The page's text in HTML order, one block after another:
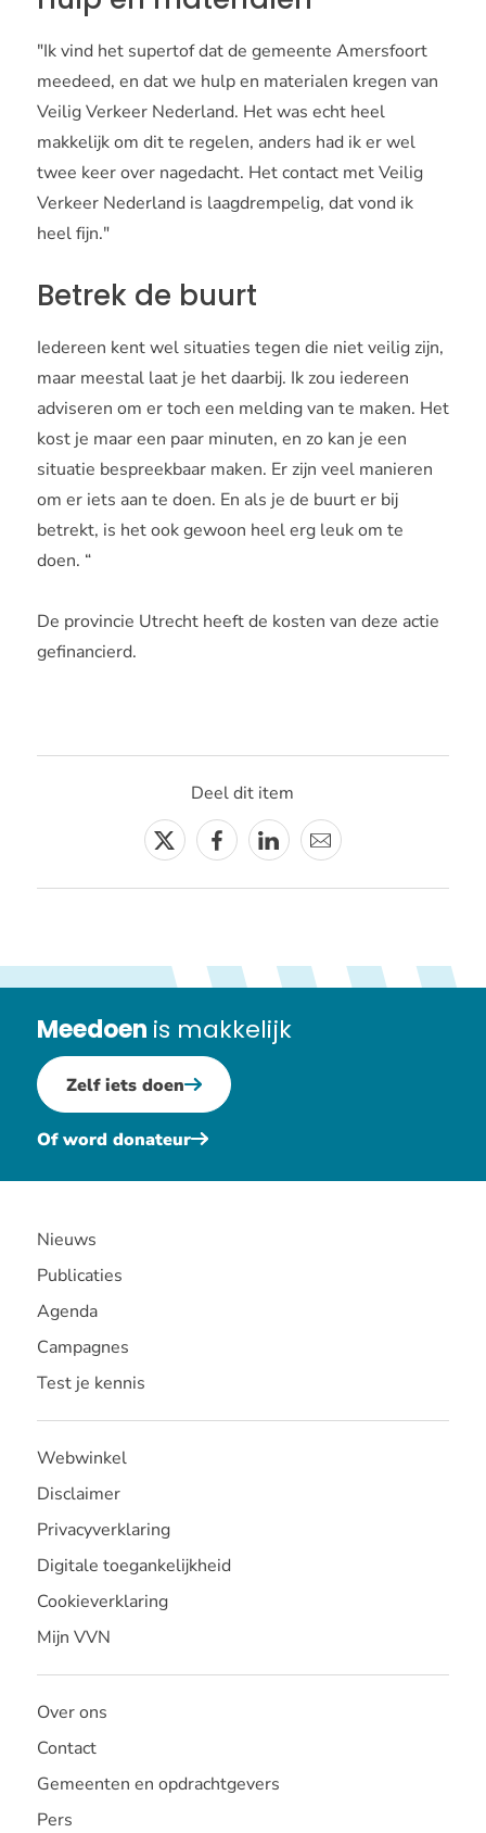
"Ik vind het supertof dat de gemeente Amersfoort
meedeed, en dat we hulp en materialen kregen van
Veilig Verkeer Nederland. Het was echt heel
makkelijk om dit te regelen, anders had ik er wel
twee keer over nagedacht. Het contact met Veilig
Verkeer Nederland is laagdrempelig, dat vond ik
heel fijn."
Betrek de buurt
Iedereen kent wel situaties tegen die niet veilig zijn,
maar meestal laat je het daarbij. Ik zou iedereen
adviseren om er toch een melding van te maken. Het
kost je maar een paar minuten, en zo kan je een
situatie bespreekbaar maken. Er zijn veel manieren
om er iets aan te doen. En als je de buurt er bij
betrekt, is het ook gewoon heel erg leuk om te
doen. “
De provincie Utrecht heeft de kosten van deze actie
gefinancierd.
Deel dit item
TwitterFacebookLinkedin
E-
Meedoen is makkelijk
Zelf iets doen
Of word donateur
Nieuws
Publicaties
Agenda
Campagnes
Test je kennis
Webwinkel
Disclaimer
Privacyverklaring
Digitale toegankelijkheid
Cookieverklaring
Mijn VVN
Over ons
Contact
Gemeenten en opdrachtgevers
Pers